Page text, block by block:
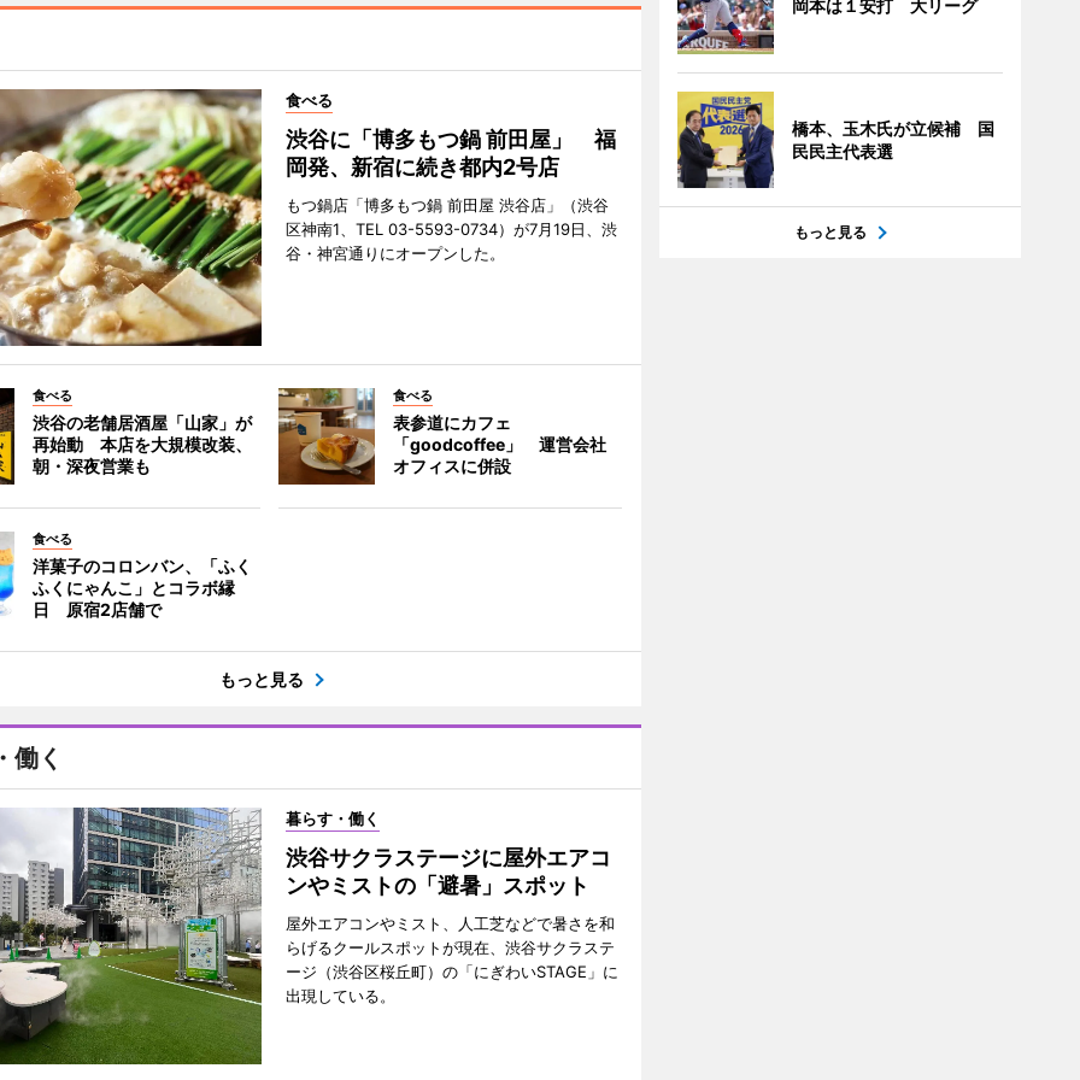
食べる
渋谷に「博多もつ鍋 前田屋」 福
岡発、新宿に続き都内2号店
もつ鍋店「博多もつ鍋 前田屋 渋谷店」（渋谷
区神南1、TEL 03-5593-0734）が7月19日、渋
谷・神宮通りにオープンした。
食べる
渋谷の老舗居酒屋「山家」が
再始動 本店を大規模改装、
朝・深夜営業も
食べる
表参道にカフェ
「goodcoffee」 運営会社
オフィスに併設
食べる
洋菓子のコロンバン、「ふく
ふくにゃんこ」とコラボ縁
日 原宿2店舗で
もっと見る
働く
暮らす・働く
渋谷サクラステージに屋外エアコ
ンやミストの「避暑」スポット
屋外エアコンやミスト、人工芝などで暑さを和
らげるクールスポットが現在、渋谷サクラステ
ージ（渋谷区桜丘町）の「にぎわいSTAGE」に
出現している。
岡本は１安打 大リーグ
橋本、玉木氏が立候補 国
民民主代表選
もっと見る